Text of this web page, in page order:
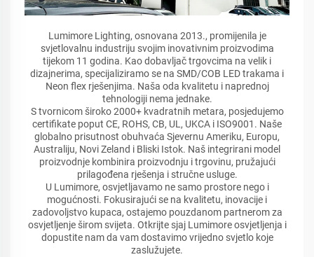
Lumimore Lighting, osnovana 2013., promijenila je
svjetlovalnu industriju svojim inovativnim proizvodima
tijekom 11 godina. Kao dobavljač trgovcima na velik i
dizajnerima, specijaliziramo se na SMD/COB LED trakama i
Neon flex rješenjima. Naša oda kvalitetu i naprednoj
tehnologiji nema jednake.
S tvornicom široko 2000+ kvadratnih metara, posjedujemo
certifikate poput CE, ROHS, CB, UL, UKCA i ISO9001. Naše
globalno prisutnost obuhvaća Sjevernu Ameriku, Europu,
Australiju, Novi Zeland i Bliski Istok. Naš integrirani model
proizvodnje kombinira proizvodnju i trgovinu, pružajući
prilagođena rješenja i stručne usluge.
U Lumimore, osvjetljavamo ne samo prostore nego i
mogućnosti. Fokusirajući se na kvalitetu, inovacije i
zadovoljstvo kupaca, ostajemo pouzdanom partnerom za
osvjetljenje širom svijeta. Otkrijte sjaj Lumimore osvjetljenja i
dopustite nam da vam dostavimo vrijedno svjetlo koje
zaslužujete.